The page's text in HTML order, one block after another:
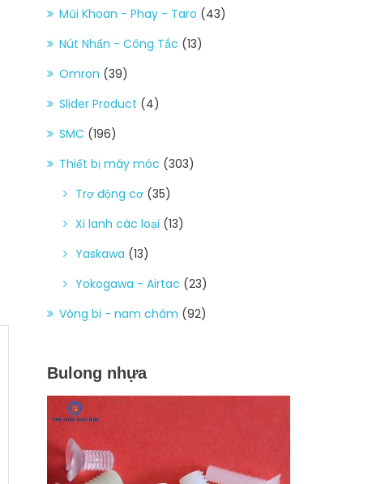
Mũi Khoan - Phay - Taro (43)
Nút Nhấn - Công Tắc (13)
Omron (39)
Slider Product (4)
SMC (196)
Thiết bị máy móc (303)
Trợ động cơ (35)
Xi lanh các loại (13)
Yaskawa (13)
Yokogawa - Airtac (23)
Vòng bi - nam châm (92)
Bulong nhựa